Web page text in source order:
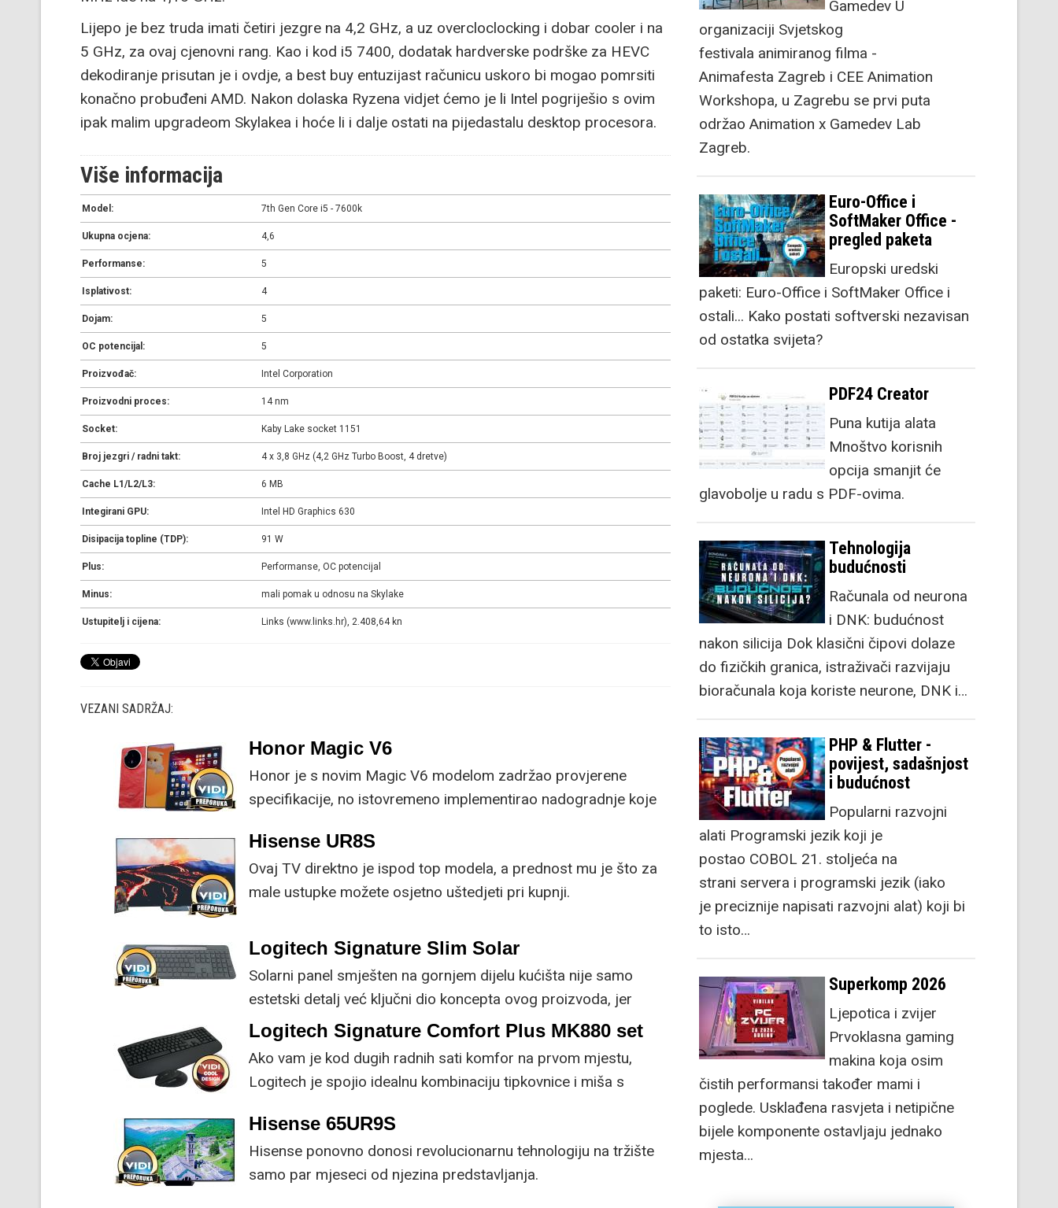
Lijepo je bez truda imati četiri jezgre na 4,2 GHz, a uz overcloclocking i dobar cooler i na
5 GHz, za ovaj cjenovni rang. Kao i kod i5 7400, dodatak hardverske podrške za HEVC
dekodiranje prisutan je i ovdje, a best buy entuzijast računicu uskoro bi mogao pomrsiti
konačno probuđeni AMD. Nakon dolaska Ryzena vidjet ćemo je li Intel pogriješio s ovim
ipak malim upgradeom Skylakea i hoće li i dalje ostati na pijedastalu desktop procesora.
Više informacija
Model: 7th Gen Core i5 - 7600k
Ukupna ocjena: 4,6
Performanse: 5
Isplativost: 4
Dojam: 5
OC potencijal: 5
Proizvođač: Intel Corporation
Proizvodni proces: 14 nm
Socket: Kaby Lake socket 1151
Broj jezgri / radni takt: 4 x 3,8 GHz (4,2 GHz Turbo Boost, 4 dretve)
Cache L1/L2/L3: 6 MB
Integirani GPU: Intel HD Graphics 630
Disipacija topline (TDP): 91 W
Plus: Performanse, OC potencijal
Minus: mali pomak u odnosu na Skylake
Ustupitelj i cijena: Links (www.links.hr), 2.408,64 kn
VEZANI SADRŽAJ:
Honor Magic V6
Honor je s novim Magic V6 modelom zadržao provjerene
specifikacije, no istovremeno implementirao nadogradnje koje
Hisense UR8S
Ovaj TV direktno je ispod top modela, a prednost mu je što za
male ustupke možete osjetno uštedjeti pri kupnji.
Logitech Signature Slim Solar
Solarni panel smješten na gornjem dijelu kućišta nije samo
estetski detalj već ključni dio koncepta ovog proizvoda, jer
koristi energiju prirodnog ili umjetnog svjetla za rad.
Logitech Signature Comfort Plus MK880 set
Ako vam je kod dugih radnih sati komfor na prvom mjestu,
Logitech je spojio idealnu kombinaciju tipkovnice i miša s
Hisense 65UR9S
Hisense ponovno donosi revolucionarnu tehnologiju na tržište
samo par mjeseci od njezina predstavljanja.
Gamedev U
organizaciji Svjetskog
festivala animiranog filma -
Animafesta Zagreb i CEE Animation
Workshopa, u Zagrebu se prvi puta
održao Animation x Gamedev Lab
Zagreb.
Euro-Office i
SoftMaker Office -
pregled paketa
Europski uredski
paketi: Euro-Office i SoftMaker Office i
ostali... Kako postati softverski nezavisan
od ostatka svijeta?
PDF24 Creator
Puna kutija alata
Mnoštvo korisnih
opcija smanjit će
glavobolje u radu s PDF-ovima.
Tehnologija
budućnosti
Računala od neurona
i DNK: budućnost
nakon silicija Dok klasični čipovi dolaze
do fizičkih granica, istraživači razvijaju
bioračunala koja koriste neurone, DNK i…
PHP & Flutter -
povijest, sadašnjost
i budućnost
Popularni razvojni
alati Programski jezik koji je
postao COBOL 21. stoljeća na
strani servera i programski jezik (iako
je preciznije napisati razvojni alat) koji bi
to isto…
Superkomp 2026
Ljepotica i zvijer
Prvoklasna gaming
makina koja osim
čistih performansi također mami i
poglede. Usklađena rasvjeta i netipične
bijele komponente ostavljaju jednako
mjesta…